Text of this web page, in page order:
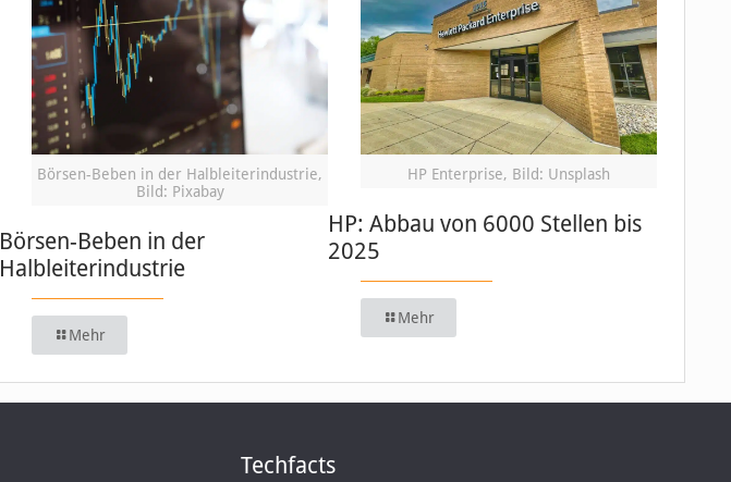
Börsen-Beben in der Halbleiterindustrie,
Bild: Pixabay
Börsen-Beben in der
Halbleiterindustrie
Mehr
HP Enterprise, Bild: Unsplash
HP: Abbau von 6000 Stellen bis
2025
Mehr
Techfacts